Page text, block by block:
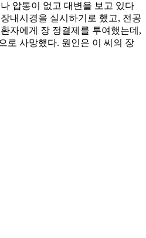
압통이 없고 대변을 보고 있다
내시경을 실시하기로 했고, 전공
자에게 장 정결제를 투여했는데,
로 사망했다. 원인은 이 씨의 장